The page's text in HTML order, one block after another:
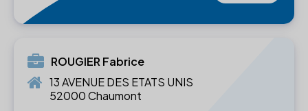
ROUGIER Fabrice
13 AVENUE DES ETATS UNIS
52000 Chaumont